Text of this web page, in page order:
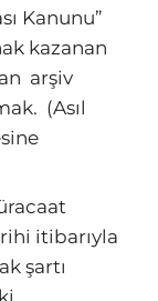
Kanunu”
kazanan
arşiv
(Asıl
itibarıyla
şartı